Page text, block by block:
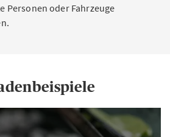
Personen oder Fahrzeuge